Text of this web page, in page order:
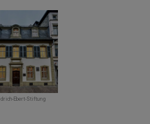
Ebert-Stiftung